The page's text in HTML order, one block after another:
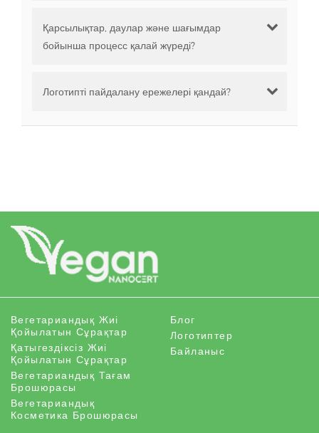
Қарсылықтар, даулар және шағымдар
бойынша процесс қалай жүреді?
Логотипті пайдалану ережелері қандай?
Вегетариандық Жиі
Қойылатын Сұрақтар
Қатыгездіксіз Жиі
Қойылатын Сұрақтар
Вегетариандық Тағам
Брошюрасы
Вегетариандық
Косметика Брошюрасы
Блог
Логотиптер
Байланыс